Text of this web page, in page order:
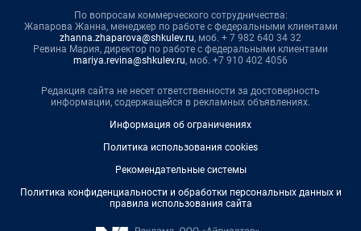
По вопросам коммерческого сотрудничества:
Жапарова Жанна, менеджер по работе с федеральными клиентами
zhanna.zhaparova@shkulev.ru, моб. + 7 982 640 34 32
Ревина Мария, директор по работе с федеральными клиентами
mariya.revina@shkulev.ru, моб. +7 910 402 4056
Редакция сайта не несет ответственности за достоверность
информации, содержащейся в рекламных объявлениях.
Информация об ограничениях
Политика использования cookies
Рекомендательные системы
Политика конфиденциальности и обработки персональных данных и
правила использования сайта